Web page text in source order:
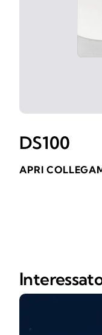
DS100
APRI